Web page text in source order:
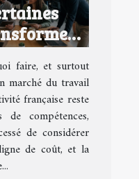
avantage
faire, et surtout
marché du travail
française reste
compétences,
de considérer
de coût, et la